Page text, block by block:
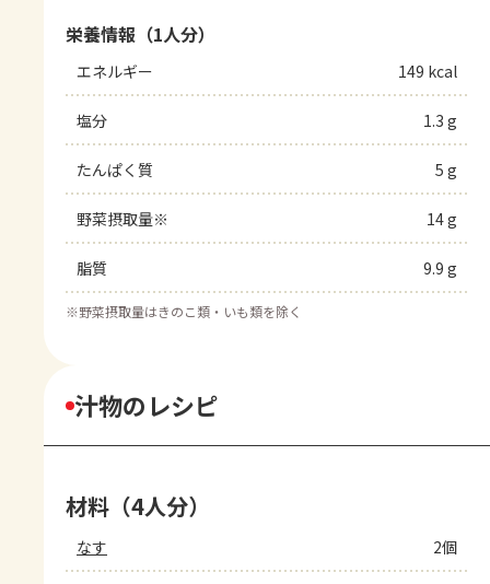
栄養情報（1人分）
エネルギー 149 kcal
塩分 1.3 g
たんぱく質 5 g
野菜摂取量※ 14 g
脂質 9.9 g
※野菜摂取量はきのこ類・いも類を除く
汁物のレシピ
材料（4人分）
なす 2個